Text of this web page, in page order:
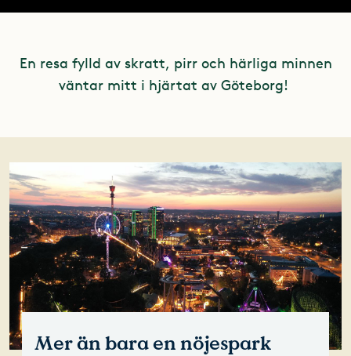
En resa fylld av skratt, pirr och härliga minnen
väntar mitt i hjärtat av Göteborg!
Mer än bara en nöjespark